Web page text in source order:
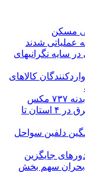
مسکن
عملیاتی شدند
سایه نگرانیهای
مطالبات واردکنندگان کالاهای
مکس
هشدار تداوم بارش‌های تابستانه و رعدوبرق در ۴ استان تا
دلفین سواحل
جایگزین
بحران سهم بخش